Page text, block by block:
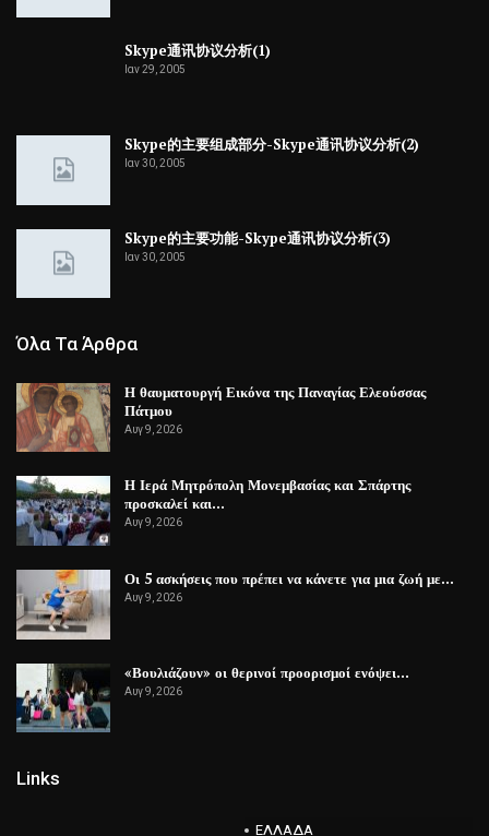
Skype通讯协议分析(1)
Ιαν 29, 2005
Skype的主要组成部分-Skype通讯协议分析(2)
Ιαν 30, 2005
Skype的主要功能-Skype通讯协议分析(3)
Ιαν 30, 2005
Όλα Τα Άρθρα
Η θαυματουργή Εικόνα της Παναγίας Ελεούσσας
Πάτμου
Αυγ 9, 2026
Η Ιερά Μητρόπολη Μονεμβασίας και Σπάρτης
προσκαλεί και…
Αυγ 9, 2026
Οι 5 ασκήσεις που πρέπει να κάνετε για μια ζωή με…
Αυγ 9, 2026
«Βουλιάζουν» οι θερινοί προορισμοί ενόψει…
Αυγ 9, 2026
Links
ΕΛΛΑΔΑ